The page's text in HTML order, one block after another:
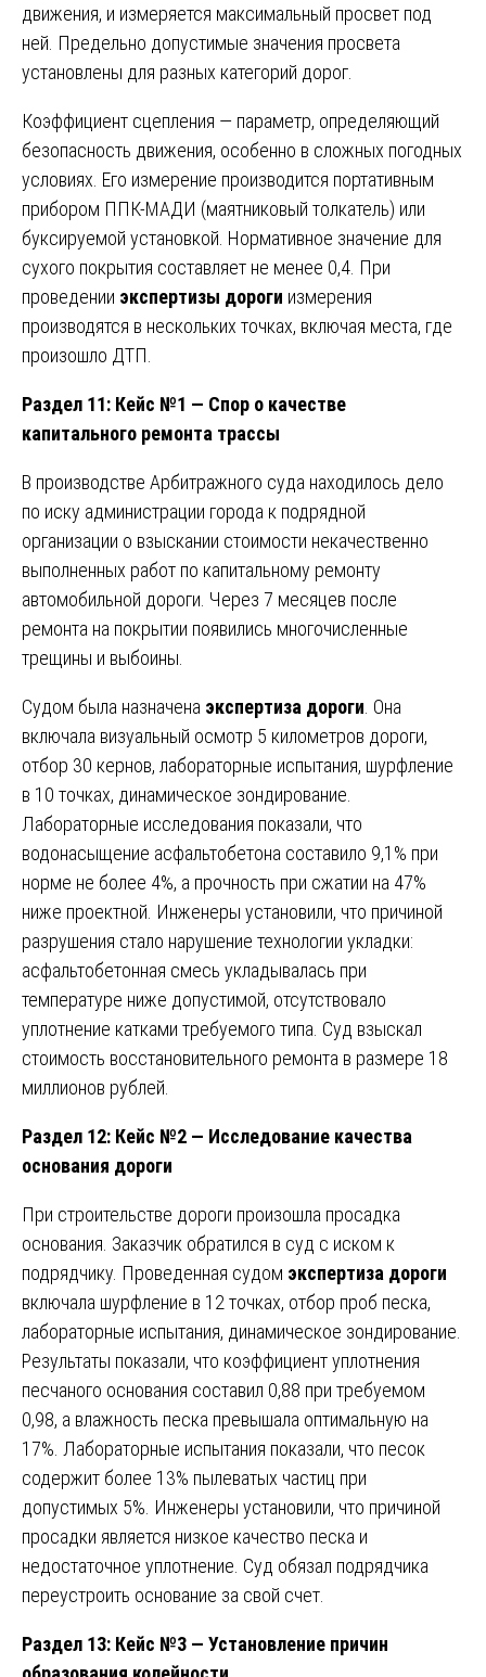
движения, и измеряется максимальный просвет под
ней. Предельно допустимые значения просвета
установлены для разных категорий дорог.
Коэффициент сцепления — параметр, определяющий
безопасность движения, особенно в сложных погодных
условиях. Его измерение производится портативным
прибором ППК-МАДИ (маятниковый толкатель) или
буксируемой установкой. Нормативное значение для
сухого покрытия составляет не менее 0,4. При
проведении экспертизы дороги измерения
производятся в нескольких точках, включая места, где
произошло ДТП.
Раздел 11: Кейс №1 — Спор о качестве
капитального ремонта трассы
В производстве Арбитражного суда находилось дело
по иску администрации города к подрядной
организации о взыскании стоимости некачественно
выполненных работ по капитальному ремонту
автомобильной дороги. Через 7 месяцев после
ремонта на покрытии появились многочисленные
трещины и выбоины.
Судом была назначена экспертиза дороги . Она
включала визуальный осмотр 5 километров дороги,
отбор 30 кернов, лабораторные испытания, шурфление
в 10 точках, динамическое зондирование.
Лабораторные исследования показали, что
водонасыщение асфальтобетона составило 9,1% при
норме не более 4%, а прочность при сжатии на 47%
ниже проектной. Инженеры установили, что причиной
разрушения стало нарушение технологии укладки:
асфальтобетонная смесь укладывалась при
температуре ниже допустимой, отсутствовало
уплотнение катками требуемого типа. Суд взыскал
стоимость восстановительного ремонта в размере 18
миллионов рублей.
Раздел 12: Кейс №2 — Исследование качества
основания дороги
При строительстве дороги произошла просадка
основания. Заказчик обратился в суд с иском к
подрядчику. Проведенная судом экспертиза дороги
включала шурфление в 12 точках, отбор проб песка,
лабораторные испытания, динамическое зондирование.
Результаты показали, что коэффициент уплотнения
песчаного основания составил 0,88 при требуемом
0,98, а влажность песка превышала оптимальную на
17%. Лабораторные испытания показали, что песок
содержит более 13% пылеватых частиц при
допустимых 5%. Инженеры установили, что причиной
просадки является низкое качество песка и
недостаточное уплотнение. Суд обязал подрядчика
переустроить основание за свой счет.
Раздел 13: Кейс №3 — Установление причин